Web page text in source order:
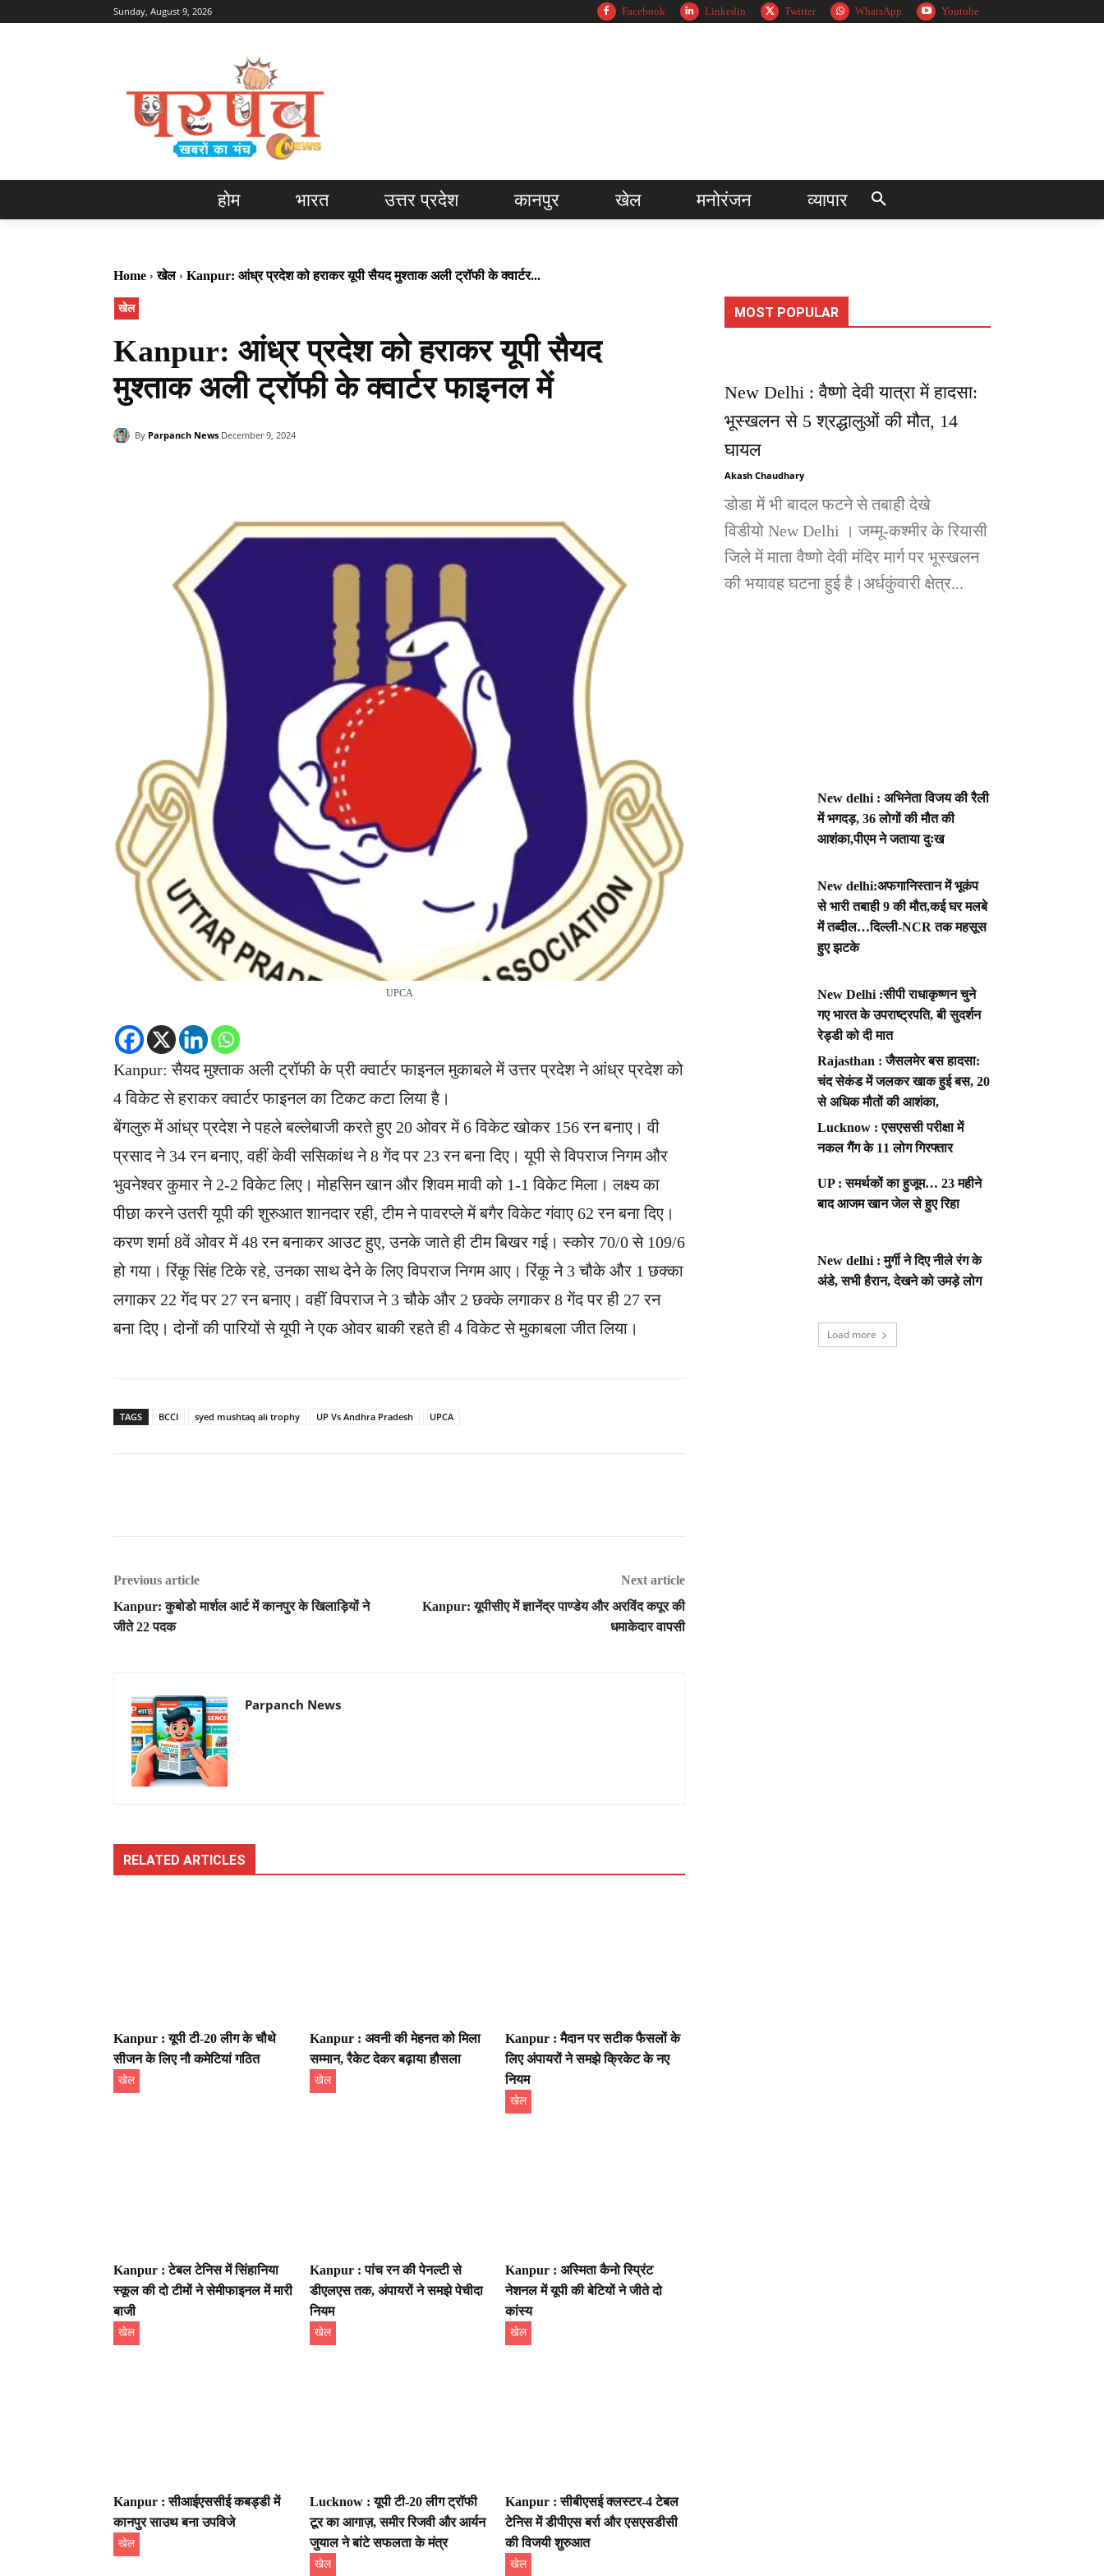
Sunday, August 9, 2026 Facebook Linkedin Twitter WhatsApp Youtube
होम भारत उत्तर प्रदेश कानपुर खेल मनोरंजन व्यापार
Home खेल Kanpur: आंध्र प्रदेश को हराकर यूपी सैयद मुश्ताक अली ट्रॉफी के क्वार्टर...
खेल
Kanpur: आंध्र प्रदेश को हराकर यूपी सैयद
मुश्ताक अली ट्रॉफी के क्वार्टर फाइनल में
By Parpanch News December 9, 2024
UPCA
Kanpur: सैयद मुश्ताक अली ट्रॉफी के प्री क्वार्टर फाइनल मुकाबले में उत्तर प्रदेश ने आंध्र प्रदेश को
4 विकेट से हराकर क्वार्टर फाइनल का टिकट कटा लिया है।
बेंगलुरु में आंध्र प्रदेश ने पहले बल्लेबाजी करते हुए 20 ओवर में 6 विकेट खोकर 156 रन बनाए। वी
प्रसाद ने 34 रन बनाए, वहीं केवी ससिकांथ ने 8 गेंद पर 23 रन बना दिए। यूपी से विपराज निगम और
भुवनेश्वर कुमार ने 2-2 विकेट लिए। मोहसिन खान और शिवम मावी को 1-1 विकेट मिला। लक्ष्य का
पीछा करने उतरी यूपी की शुरुआत शानदार रही, टीम ने पावरप्ले में बगैर विकेट गंवाए 62 रन बना दिए।
करण शर्मा 8वें ओवर में 48 रन बनाकर आउट हुए, उनके जाते ही टीम बिखर गई। स्कोर 70/0 से 109/6
हो गया। रिंकू सिंह टिके रहे, उनका साथ देने के लिए विपराज निगम आए। रिंकू ने 3 चौके और 1 छक्का
लगाकर 22 गेंद पर 27 रन बनाए। वहीं विपराज ने 3 चौके और 2 छक्के लगाकर 8 गेंद पर ही 27 रन
बना दिए। दोनों की पारियों से यूपी ने एक ओवर बाकी रहते ही 4 विकेट से मुकाबला जीत लिया।
TAGS BCCI syed mushtaq ali trophy UP Vs Andhra Pradesh UPCA
Previous article
Kanpur: कुबोडो मार्शल आर्ट में कानपुर के खिलाड़ियों ने
जीते 22 पदक
Next article
Kanpur: यूपीसीए में ज्ञानेंद्र पाण्डेय और अरविंद कपूर की
धमाकेदार वापसी
Parpanch News
RELATED ARTICLES
Kanpur : यूपी टी-20 लीग के चौथे
सीजन के लिए नौ कमेटियां गठित
खेल
Kanpur : अवनी की मेहनत को मिला
सम्मान, रैकेट देकर बढ़ाया हौसला
खेल
Kanpur : मैदान पर सटीक फैसलों के
लिए अंपायरों ने समझे क्रिकेट के नए
नियम
खेल
Kanpur : टेबल टेनिस में सिंहानिया
स्कूल की दो टीमों ने सेमीफाइनल में मारी
बाजी
खेल
Kanpur : पांच रन की पेनल्टी से
डीएलएस तक, अंपायरों ने समझे पेचीदा
नियम
खेल
Kanpur : अस्मिता कैनो स्प्रिंट
नेशनल में यूपी की बेटियों ने जीते दो
कांस्य
खेल
Kanpur : सीआईएससीई कबड्डी में
कानपुर साउथ बना उपविजे
खेल
Lucknow : यूपी टी-20 लीग ट्रॉफी
टूर का आगाज़, समीर रिजवी और आर्यन
जुयाल ने बांटे सफलता के मंत्र
खेल
Kanpur : सीबीएसई क्लस्टर-4 टेबल
टेनिस में डीपीएस बर्रा और एसएसडीसी
की विजयी शुरुआत
खेल
MOST POPULAR
New Delhi : वैष्णो देवी यात्रा में हादसा:
भूस्खलन से 5 श्रद्धालुओं की मौत, 14
घायल
Akash Chaudhary
डोडा में भी बादल फटने से तबाही देखे
विडीयो New Delhi । जम्मू-कश्मीर के रियासी
जिले में माता वैष्णो देवी मंदिर मार्ग पर भूस्खलन
की भयावह घटना हुई है।अर्धकुंवारी क्षेत्र...
New delhi : अभिनेता विजय की रैली
में भगदड़, 36 लोगों की मौत की
आशंका,पीएम ने जताया दुःख
New delhi:अफगानिस्तान में भूकंप
से भारी तबाही 9 की मौत,कई घर मलबे
में तब्दील…दिल्ली-NCR तक महसूस
हुए झटके
New Delhi :सीपी राधाकृष्णन चुने
गए भारत के उपराष्ट्रपति, बी सुदर्शन
रेड्डी को दी मात
Rajasthan : जैसलमेर बस हादसा:
चंद सेकंड में जलकर खाक हुई बस, 20
से अधिक मौतों की आशंका,
Lucknow : एसएससी परीक्षा में
नकल गैंग के 11 लोग गिरफ्तार
UP : समर्थकों का हुजूम… 23 महीने
बाद आजम खान जेल से हुए रिहा
New delhi : मुर्गी ने दिए नीले रंग के
अंडे, सभी हैरान, देखने को उमड़े लोग
Load more